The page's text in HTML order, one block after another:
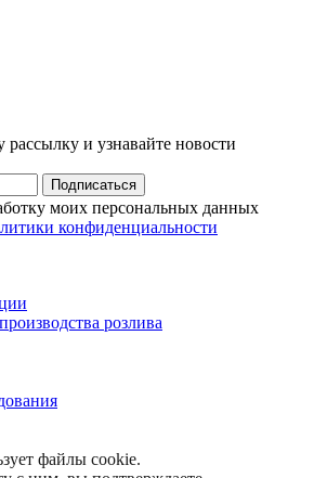
и узнавайте новости
моих персональных данных
конфиденциальности
розлива
файлы cookie.